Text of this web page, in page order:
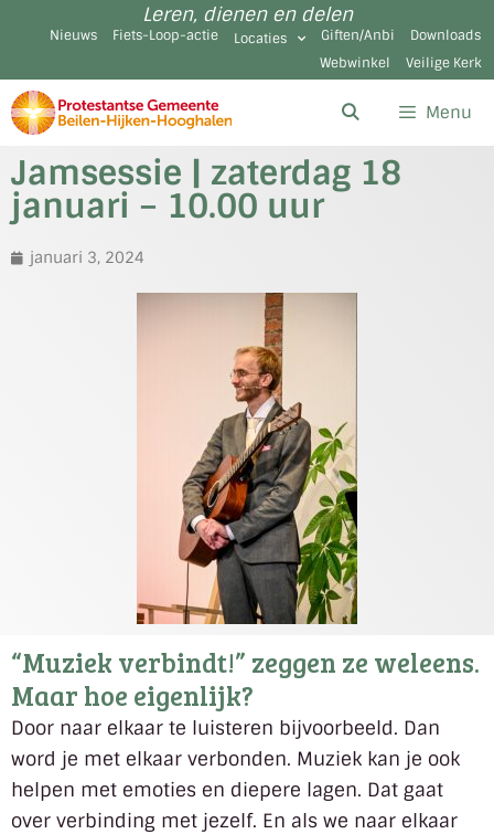
Leren, dienen en delen
Nieuws Fiets-Loop-actie Locaties Giften/Anbi
Downloads
Webwinkel
Veilige Kerk
Menu
Jamsessie | zaterdag 18
januari – 10.00 uur
januari 3, 2024
“Muziek verbindt!” zeggen ze weleens.
Maar hoe eigenlijk?
Door naar elkaar te luisteren bijvoorbeeld. Dan
word je met elkaar verbonden. Muziek kan je ook
helpen met emoties en diepere lagen. Dat gaat
over verbinding met jezelf. En als we naar elkaar